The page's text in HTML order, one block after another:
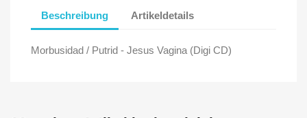
Beschreibung Artikeldetails
Morbusidad / Putrid - Jesus Vagina (Digi CD)